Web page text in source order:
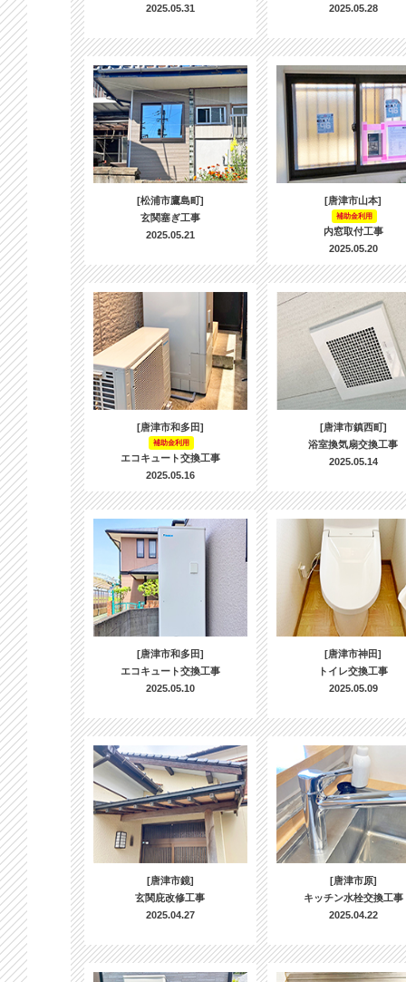
2025.05.31
2025.05.28
[松浦市鷹島町]
玄関塞ぎ工事
2025.05.21
[唐津市山本]
補助金利用
内窓取付工事
2025.05.20
[唐津市和多田]
補助金利用
エコキュート交換工事
2025.05.16
[唐津市鎮西町]
浴室換気扇交換工事
2025.05.14
[唐津市和多田]
エコキュート交換工事
2025.05.10
[唐津市神田]
トイレ交換工事
2025.05.09
[唐津市鏡]
玄関庇改修工事
2025.04.27
[唐津市原]
キッチン水栓交換工事
2025.04.22